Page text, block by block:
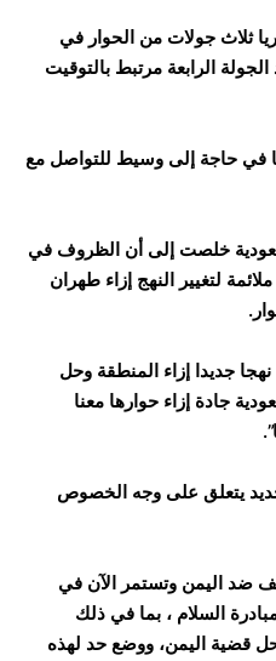
ثلاث جولات من الحوار في
الجولة الرابعة مرتبط بالتوقيت
في حاجة إلى وسيط للتواصل مع
خلصت إلى أن الظروف في
لتغيير النهج إزاء طهران
جديدا إزاء المنطقة وحل
جادة إزاء حوارها معنا
يتعلق على وجه الخصوص
ضد اليمن وتستمر الآن في
السلام ، بما في ذلك
قضية اليمن، ووضع حد لهذه